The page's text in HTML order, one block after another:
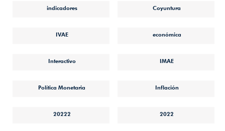
indicadores Coyuntura
IVAE económica
Interactivo IMAE
Política Monetaria Inflación
20222 2022